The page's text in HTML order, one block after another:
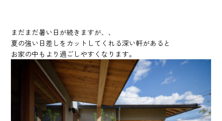
まだまだ暑い日が続きますが、、
夏の強い日差しをカットしてくれる深い軒があると
お家の中もより過ごしやすくなります。